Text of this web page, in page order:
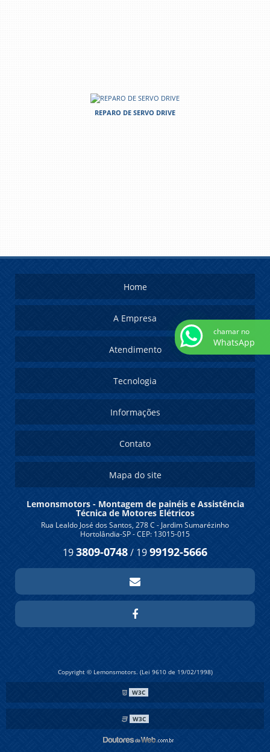
REPARO DE SERVO DRIVE
Home
A Empresa
Atendimento
Tecnologia
Informações
Contato
Mapa do site
Lemonsmotors - Montagem de painéis e Assistência
Técnica de Motores Elétricos
Rua Lealdo José dos Santos, 278 C - Jardim Sumarézinho
Hortolândia-SP - CEP: 13015-015
193809-0748/ 1999192-5666
Copyright © Lemonsmotors. (Lei 9610 de 19/02/1998)
W3C
W3C
chamar no
WhatsApp